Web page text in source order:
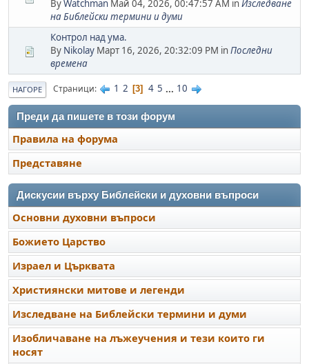
ByWatchman Май 04, 2026, 00:47:57 AM inИзследване
на Библейски термини и думи
Контрол над ума.
By Nikolay Март 16, 2026, 20:32:09 PM inПоследни
времена
НАГОРЕ Страници 1 2 3 4 5 ... 10
Преди да пишете в този форум
Правила на форума
Представяне
Дискусии върху Библейски и духовни въпроси
Основни духовни въпроси
Божието Царство
Израел и Църквата
Християнски митове и легенди
Изследване на Библейски термини и думи
Изобличаване на лъжеучения и тези които ги
носят